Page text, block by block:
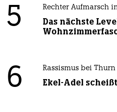
5 Rechter Aufmarsch
Das nächste
6 Rassismus bei
Ekel-Adel